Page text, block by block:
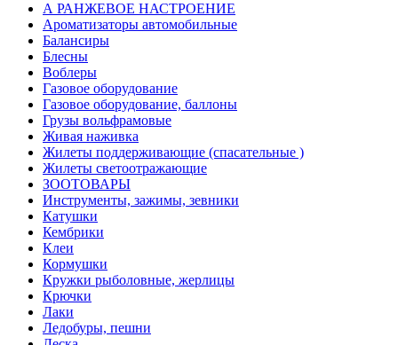
А РАНЖЕВОЕ НАСТРОЕНИЕ
Ароматизаторы автомобильные
Балансиры
Блесны
Воблеры
Газовое оборудование
Газовое оборудование, баллоны
Грузы вольфрамовые
Живая наживка
Жилеты поддерживающие (спасательные )
Жилеты светоотражающие
ЗООТОВАРЫ
Инструменты, зажимы, зевники
Катушки
Кембрики
Клеи
Кормушки
Кружки рыболовные, жерлицы
Крючки
Лаки
Ледобуры, пешни